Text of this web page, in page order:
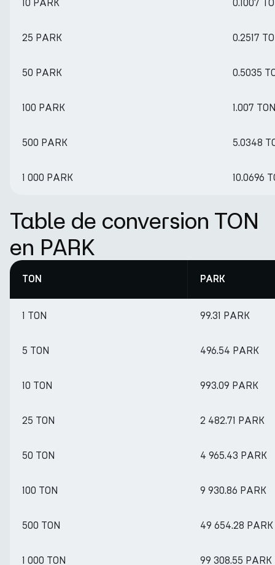
10 PARK 0.1007
25 PARK 0.2517
50 PARK 0.5035
100 PARK 1.007
500 PARK 5.0348
1 000 PARK 10.0696
Table de conversion TON
en PARK
TON PARK
1 TON 99.31 PARK
5 TON 496.54 PARK
10 TON 993.09 PARK
25 TON 2 482.71 PARK
50 TON 4 965.43 PARK
100 TON 9 930.86 PARK
500 TON 49 654.28 PARK
1 000 TON 99 308.55 PARK